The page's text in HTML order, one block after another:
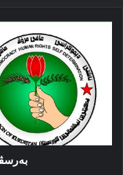
بەرسڤا
پارتییێ
ئێکەتییێ